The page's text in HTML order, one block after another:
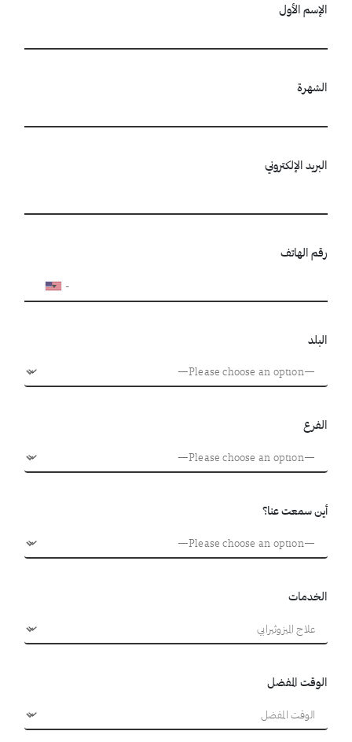
الإسم الأول
الشهرة
البريد الإلكتروني
رقم الهاتف
البلد
الفرع
أين سمعت عنا؟
الخدمات
الوقت المفضل